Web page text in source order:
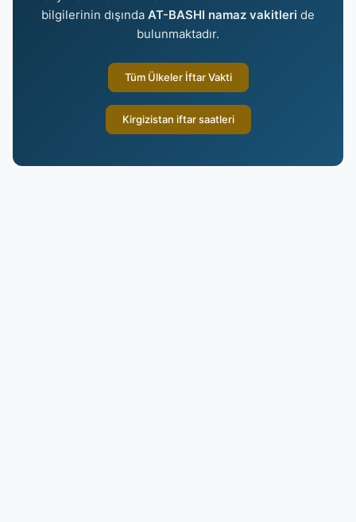
bilgilerinin dışında AT-BASHI namaz vakitleri de
bulunmaktadır.
Tüm Ülkeler İftar Vakti
Kirgizistan iftar saatleri